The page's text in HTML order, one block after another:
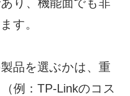
り、機能面でも非
す。
品を選ぶかは、重
例：TP-Linkのコス